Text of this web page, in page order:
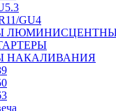
GU4
НАКАЛИВАНИЯ